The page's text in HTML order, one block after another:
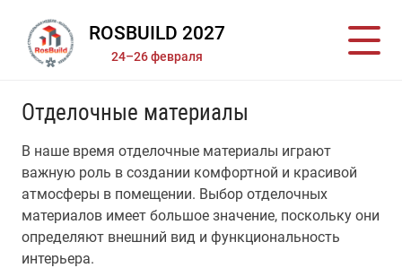
ROSBUILD 2027
24–26 февраля
Отделочные материалы
В наше время отделочные материалы играют
важную роль в создании комфортной и красивой
атмосферы в помещении. Выбор отделочных
материалов имеет большое значение, поскольку они
определяют внешний вид и функциональность
интерьера.